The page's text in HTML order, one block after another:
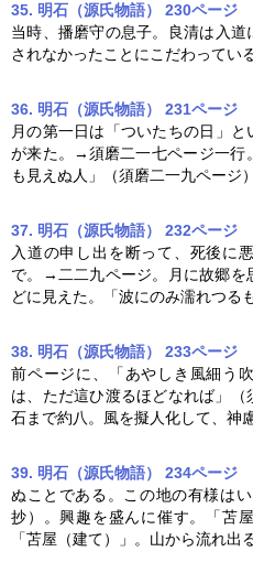
35. 明石（源氏物語） 230ページ
当時、播磨守の息子。良清は入
されなかったことにこだわってい
36. 明石（源氏物語） 231ページ
月の第一日は「ついたちの日」
が来た。→須磨二一七ページ一行
も見えぬ人」（須磨二一九ページ
37. 明石（源氏物語） 232ページ
入道の申し出を断って、死後に
で。→二二九ページ。月に故郷を
どに見えた。「波にのみ濡れつる
38. 明石（源氏物語） 233ページ
前ページに、「あやしき風細う
は、ただ這ひ渡るほどなれば」（
石まで約八。風を擬人化して、神
39. 明石（源氏物語） 234ページ
ぬことである。この地の有様は
抄）。興趣を盛んに催す。「苫
「苫屋（建て）」。山から流れ出